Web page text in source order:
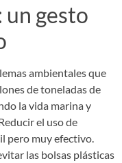
un gesto
ambientales que
de toneladas de
la vida marina y
el uso de
pero muy efectivo.
las bolsas plásticas